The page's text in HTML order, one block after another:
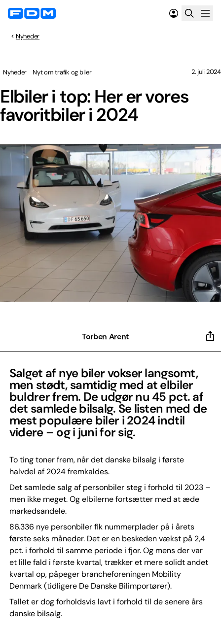
Nyheder
Elbiler i top: Her er vores
favoritbiler i 2024
Nyheder Nyt om trafik og biler 2. juli 2024
Torben Arent
Salget af nye biler vokser langsomt,
men stødt, samtidig med at elbiler
buldrer frem. De udgør nu 45 pct. af
det samlede bilsalg. Se listen med de
mest populære biler i 2024 indtil
videre – og i juni for sig.
To ting toner frem, når det danske bilsalg i første
halvdel af 2024 fremkaldes.
Det samlede salg af personbiler steg i forhold til 2023 –
men ikke meget. Og elbilerne fortsætter med at æde
markedsandele.
86.336 nye personbiler fik nummerplader på i årets
første seks måneder. Det er en beskeden vækst på 2,4
pct. i forhold til samme periode i fjor. Og mens der var
et lille fald i første kvartal, trækker et mere solidt andet
kvartal op, påpeger brancheforeningen Mobility
Denmark (tidligere De Danske Bilimportører).
Tallet er dog forholdsvis lavt i forhold til de senere års
danske bilsalg.